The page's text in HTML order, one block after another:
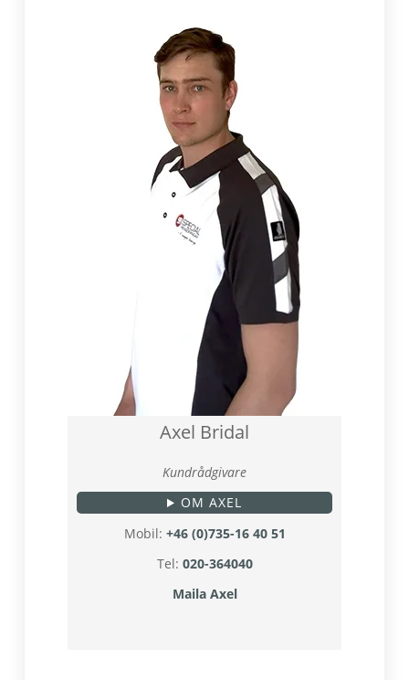
Axel Bridal
Kundrådgivare
OM AXEL
Mobil: +46 (0)735-16 40 51
Tel: 020-364040
Maila Axel